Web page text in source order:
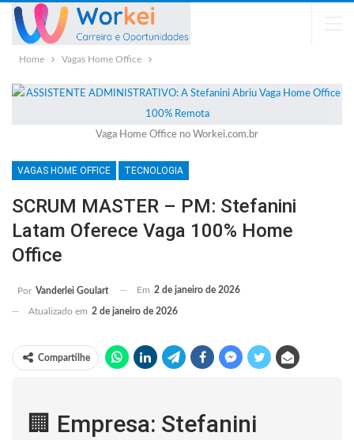
Home Vagas Home Office
Vaga Home Office no Workei.com.br
VAGAS HOME OFFICE TECNOLOGIA
SCRUM MASTER – PM: Stefanini
Latam Oferece Vaga 100% Home
Office
Por Vanderlei Goulart Em 2 de janeiro de 2026
Atualizado em 2 de janeiro de 2026
Compartilhe
🏢 Empresa: Stefanini